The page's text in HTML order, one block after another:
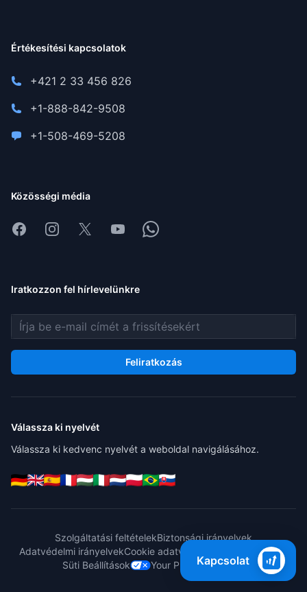
Értékesítési kapcsolatok
+421 2 33 456 826
+1-888-842-9508
+1-508-469-5208
Közösségi média
FacebookInstagram
X YoutubeWhatsapp
Iratkozzon fel hírlevelünkre
E-mail cím
Feliratkozás
Válassza ki nyelvét
Válassza ki kedvenc nyelvét a weboldal navigálásához.
Szolgáltatási feltételekBiztonsági irányelvek
Adatvédelmi irányelvekCookie adatvédelmi irányelvekGDPR
Süti Beállítások
Your Privacy Choices
Kapcsolat